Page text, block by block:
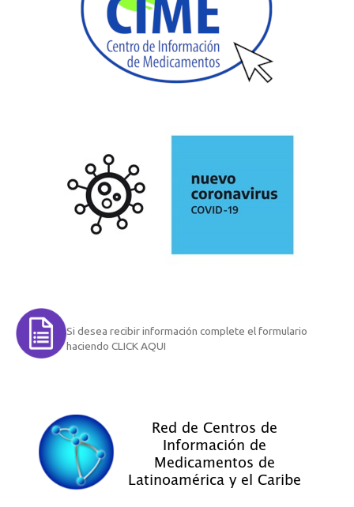
Si desea recibir información complete el formulario
haciendo CLICK AQUI